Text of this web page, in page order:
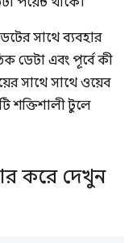
সাথে ব্যবহার
ডেটা এবং পূর্বে কী
সাথে সাথে ওয়েব
শক্তিশালী টুলে
করে দেখুন